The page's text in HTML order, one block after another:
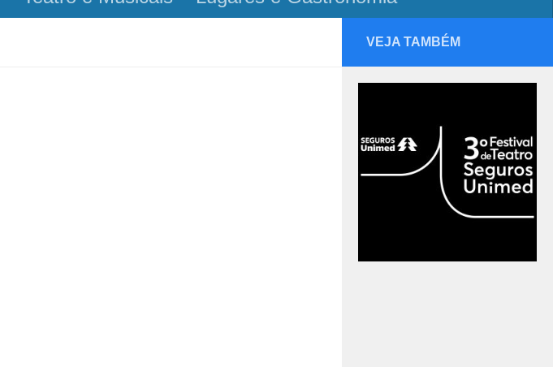
VEJA TAMBÉM